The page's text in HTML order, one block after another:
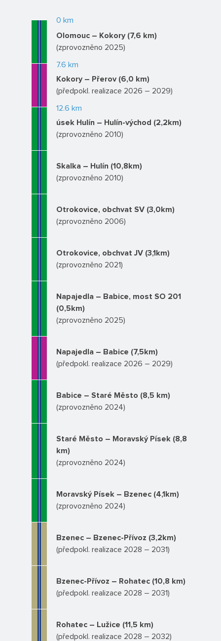
0 km
7.6 km
Olomouc – Kokory (7,6 km)
(zprovozněno 2025)
12.6 km
Kokory – Přerov (6,0 km)
(předpokl. realizace 2026 – 2029)
úsek Hulín – Hulín-východ (2,2km)
(zprovozněno 2010)
Skalka – Hulín (10,8km)
(zprovozněno 2010)
Otrokovice, obchvat SV (3,0km)
(zprovozněno 2006)
Otrokovice, obchvat JV (3,1km)
(zprovozněno 2021)
Napajedla – Babice, most SO 201
(0,5km)
(zprovozněno 2025)
Napajedla – Babice (7,5km)
(předpokl. realizace 2026 – 2029)
Babice – Staré Město (8,5 km)
(zprovozněno 2024)
Staré Město – Moravský Písek (8,8
km)
(zprovozněno 2024)
Moravský Písek – Bzenec (4,1km)
(zprovozněno 2024)
Bzenec – Bzenec-Přívoz (3,2km)
(předpokl. realizace 2028 – 2031)
Bzenec-Přívoz – Rohatec (10,8 km)
(předpokl. realizace 2028 – 2031)
Rohatec – Lužice (11,5 km)
(předpokl. realizace 2028 – 2032)